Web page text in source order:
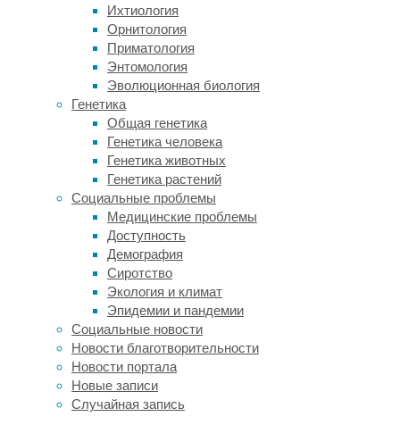
Ихтиология
Орнитология
Приматология
Энтомология
Эволюционная биология
Генетика
Общая генетика
Генетика человека
Генетика животных
Генетика растений
Социальные проблемы
Медицинские проблемы
Доступность
Демография
Сиротство
Экология и климат
Эпидемии и пандемии
Социальные новости
Новости благотворительности
Новости портала
Новые записи
Случайная запись
14/10/2021,
16:26
14/10/2021
благотворительность
дети,
ДЦП,
пожертвование,
помощь
Даше
Скибицкой
из
Гродно
уже
10
лет.
За
это
время
девочка
так
и